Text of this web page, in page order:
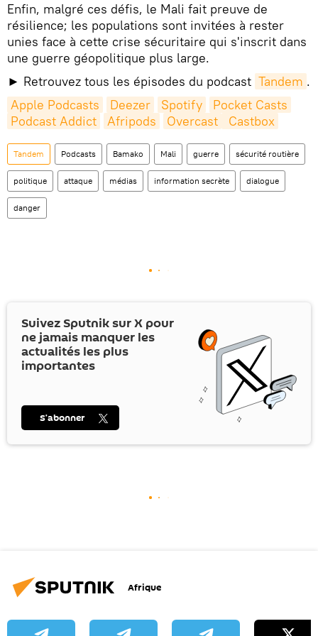
Enfin, malgré ces défis, le Mali fait preuve de
résilience; les populations sont invitées à rester
unies face à cette crise sécuritaire qui s'inscrit dans
une guerre géopolitique plus large.
► Retrouvez tous les épisodes du podcast Tandem .
Apple Podcasts
Deezer Spotify
Pocket Casts
Podcast Addict
Afripods Overcast Castbox
Tandem Podcasts Bamako Mali guerre sécurité routière
politique attaque médias information secrète dialogue
danger
Suivez Sputnik surX pour
ne jamais manquer les
actualités les plus
importantes
S’abonner
Afrique